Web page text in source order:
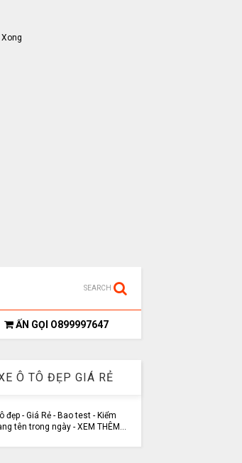
SEARCH
ẤN GỌI O899997647
Ô TÔ ĐẸP GIÁ RẺ
đẹp - Giá Rẻ - Bao test - Kiểm
tên trong ngày - XEM THÊM...